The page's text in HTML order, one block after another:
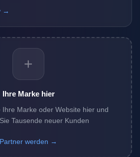
→
+
Ihre Marke hier
Ihre Marke oder Website hier und
Tausende neuer Kunden
Partner werden →